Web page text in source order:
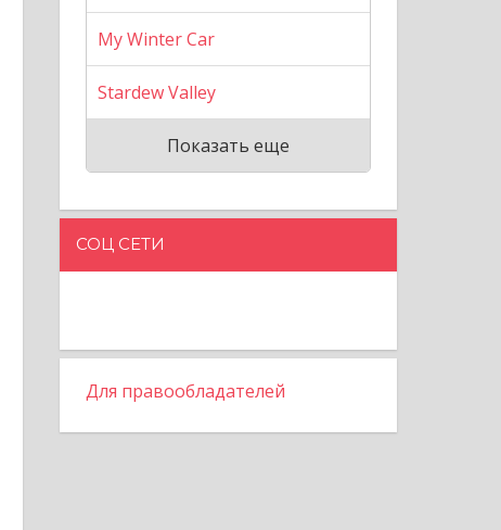
My Winter Car
Stardew Valley
Показать еще
СОЦ СЕТИ
Для правообладателей